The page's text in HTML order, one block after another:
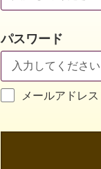
パスワード
メールアドレ